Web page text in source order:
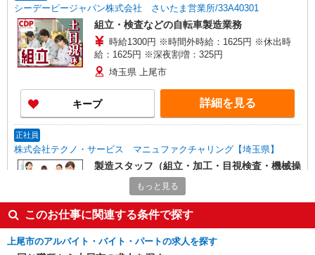
シーデーピージャパン株式会社 さいたま営業所/33A40301
組立・検査などの自転車製造業務
時給1300円 ※時間外時給：1625円 ※休出時
給：1625円 ※深夜割増：325円
埼玉県 上尾市
キープ 詳細を見る
正社員
株式会社テクノ・サービス マニュファクチャリング【埼玉県】
製造スタッフ（組立・加工・目視検査・機械操
作など）
月給210000〜260000円（スキル・経験を考
慮）
埼玉県上尾市 （他にも埼玉県内に多数あり）
※勤務地はご希望を考慮の上、ご自宅を中心に通
勤時間120分圏内のエリアとなります。（転勤な
もっと見る
このお仕事に関連する条件で探す
上尾市のアルバイト・バイト・パートの求人を探す